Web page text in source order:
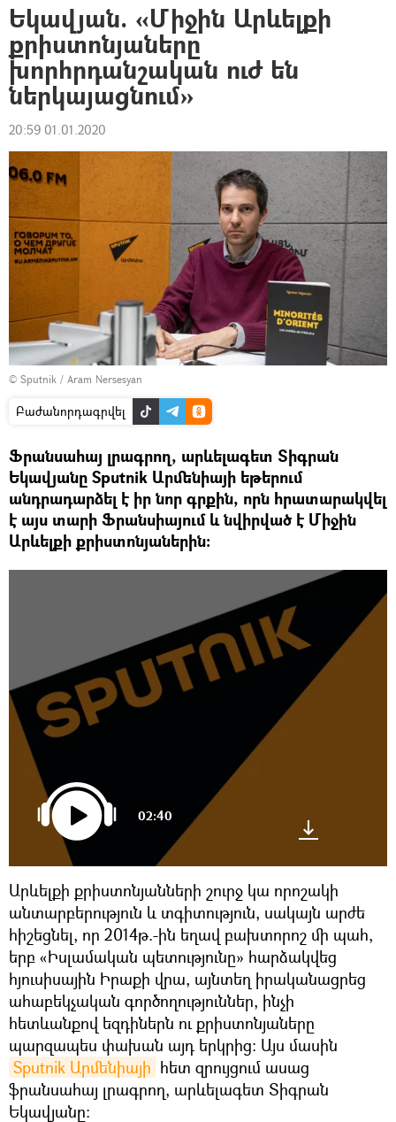
Եկավյան. «Միջին Արևելքի
քրիստոնյաները
խորհրդանշական ուժ են
ներկայացնում»
20:59 01.01.2020
© Sputnik / Aram Nersesyan
Բաժանորդագրվել
Ֆրանսահայ լրագրող, արևելագետ Տիգրան
Եկավյանը Sputnik Արմենիայի եթերում
անդրադարձել է իր նոր գրքին, որն հրատարակվել
է այս տարի Ֆրանսիայում և նվիրված է Միջին
Արևելքի քրիստոնյաներին:
02:40
Արևելքի քրիստոնյանների շուրջ կա որոշակի
անտարբերություն և տգիտություն, սակայն արժե
հիշեցնել, որ 2014թ.-ին եղավ բախտորոշ մի պահ,
երբ «Իսլամական պետությունը» հարձակվեց
հյուսիսային Իրաքի վրա, այնտեղ իրականացրեց
ահաբեկչական գործողություններ, ինչի
հետևանքով եզդիներն ու քրիստոնյաները
պարզապես փախան այդ երկրից: Այս մասին
Sputnik Արմենիայի հետ զրույցում ասաց
ֆրանսահայ լրագրող, արևելագետ Տիգրան
Եկավյանը։